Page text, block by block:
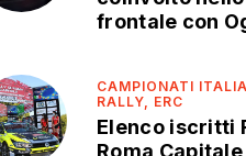
frontale con
CAMPIONATI
RALLY, ERC
Elenco iscritti
Roma